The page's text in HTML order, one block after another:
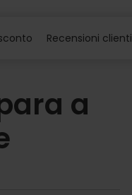
Recensioni clienti
a